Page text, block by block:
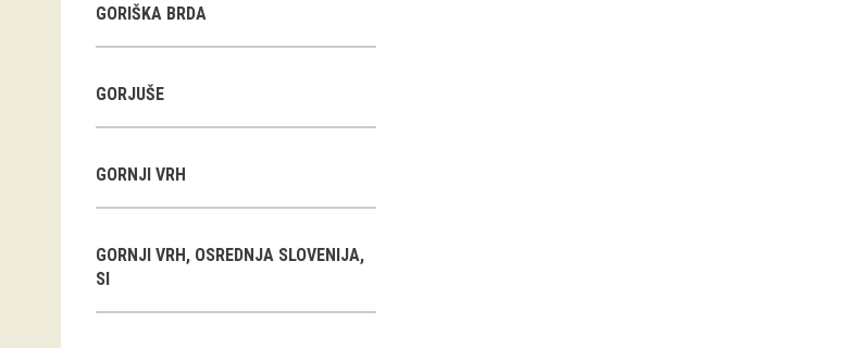
GORIŠKA BRDA
GORJUŠE
GORNJI VRH
GORNJI VRH, OSREDNJA SLOVENIJA,
SI